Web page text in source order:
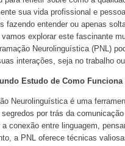
sua vida profissional e
fazendo entender ou apenas
vamos explorar este fascinante
Neurolinguística (PNL)
interações, seja no trabalho
Estudo de Como
Neurolinguística é uma
por trás da
a conexão entre linguagem,
a PNL oferece técnicas